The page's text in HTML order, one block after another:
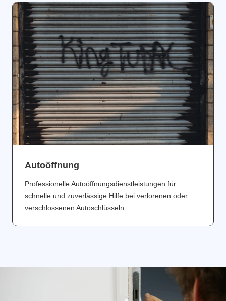
Аutoöffnung
Professionelle Autoöffnungsdienstleistungen für
schnelle und zuverlässige Hilfe bei verlorenen oder
verschlossenen Autoschlüsseln